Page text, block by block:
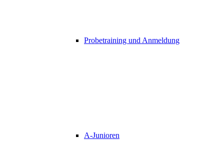
Probetraining und Anmeldung
A-Junioren